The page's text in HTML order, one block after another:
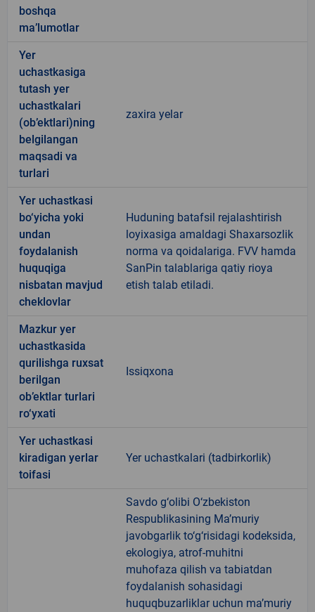
boshqa
ma’lumotlar
Yer
uchastkasiga
tutash yer
uchastkalari
(ob’ektlari)ning
belgilangan
maqsadi va
turlari
zaxira yelar
Yer uchastkasi
bo‘yicha yoki
undan
foydalanish
huquqiga
nisbatan mavjud
cheklovlar
Huduning batafsil rejalashtirish
loyixasiga amaldagi Shaxarsozlik
norma va qoidalariga. FVV hamda
SanPin talablariga qatiy rioya
etish talab etiladi.
Mazkur yer
uchastkasida
qurilishga ruxsat
berilgan
ob’ektlar turlari
ro‘yxati
Issiqxona
Yer uchastkasi
kiradigan yerlar
toifasi
Yer uchastkalari (tadbirkorlik)
Savdo g‘olibi O‘zbekiston
Respublikasining Ma’muriy
javobgarlik to‘g‘risidagi kodeksida,
ekologiya, atrof-muhitni
muhofaza qilish va tabiatdan
foydalanish sohasidagi
huquqbuzarliklar uchun ma’muriy